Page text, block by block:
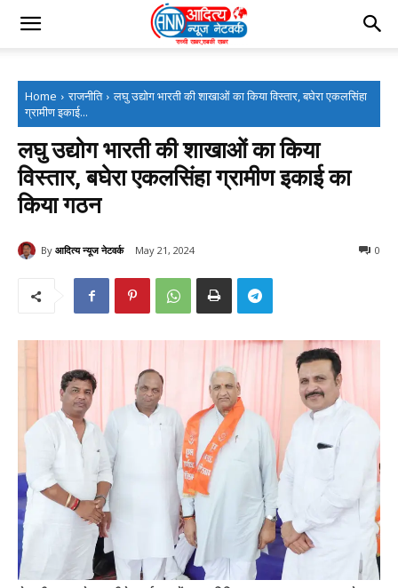
Home राजनीति
लघु उद्योग भारती की शाखाओं का किया विस्तार, बघेरा एकलसिंहा
ग्रामीण इकाई...
लघु उद्योग भारती की शाखाओं का किया
विस्तार, बघेरा एकलसिंहा ग्रामीण इकाई का
किया गठन
By आदित्य न्यूज नेटवर्क May 21, 2024 0